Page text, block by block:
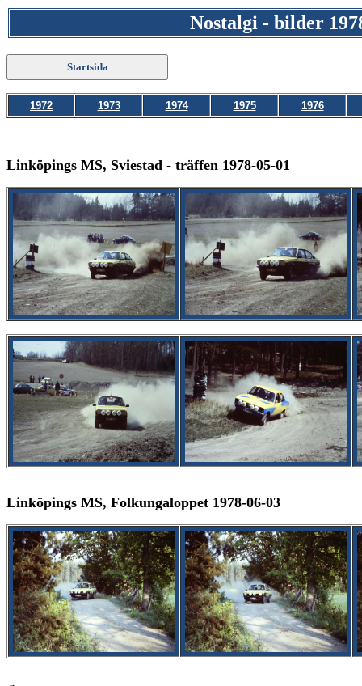
Nostalgi - bilder 197
1972 1973 1974 1975 1976
Linköpings MS, Sviestad - träffen 1978-05-01
Linköpings MS, Folkungaloppet 1978-06-03